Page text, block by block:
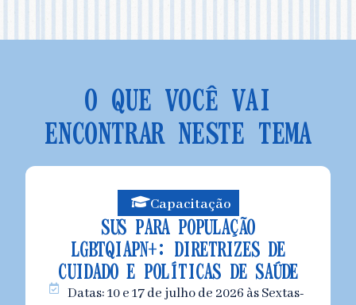
O QUE VOCÊ VAI
ENCONTRAR NESTE TEMA
Capacitação
SUS PARA POPULAÇÃO
LGBTQIAPN+: DIRETRIZES DE
CUIDADO E POLÍTICAS DE SAÚDE
Datas: 10 e 17 de julho de 2026 às Sextas-